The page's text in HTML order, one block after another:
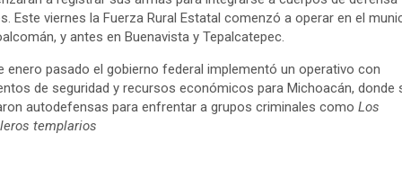
Este viernes la Fuerza Rural Estatal comenzó a operar en el
y antes en Buenavista y Tepalcatepec.
enero pasado el gobierno federal implementó un operativo con
de seguridad y recursos económicos para Michoacán, donde
autodefensas para enfrentar a grupos criminales como Los
templarios